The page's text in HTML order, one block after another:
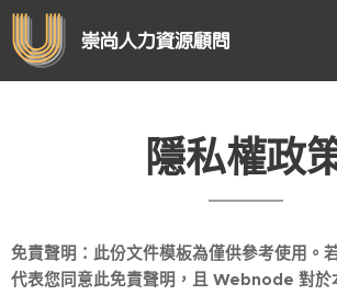
崇尚人力資源顧問
隱私權政
免責聲明：此份文件模板為僅供參考使用。
代表您同意此免責聲明，且 Webnode 對於